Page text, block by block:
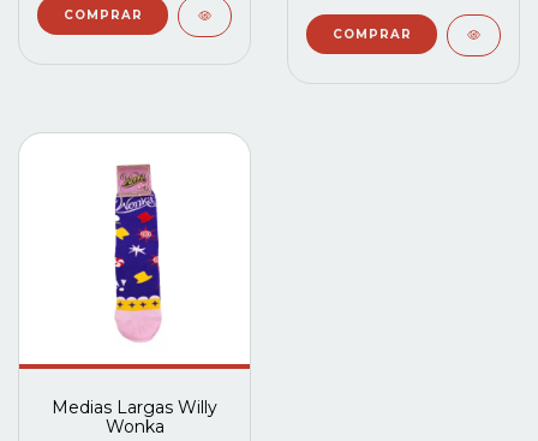
Medias Largas Willy
Wonka